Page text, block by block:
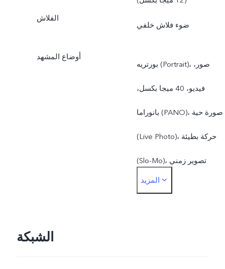
الفلاش
ضوء فلاش خلفي
أوضاع المشهد
بورتريه (Portrait)، صور،
فيديو، 40 ميجا بكسل،
بانوراما (PANO)، صورة حية
(Live Photo)، حركة بطيئة
(Slo-Mo)، تصوير زمني
(Time-Lapse)، التصوير
المزيد
الشبكة